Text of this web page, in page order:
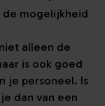
de mogelijkheid
alleen de
is ook goed
je personeel. Is
dan van een